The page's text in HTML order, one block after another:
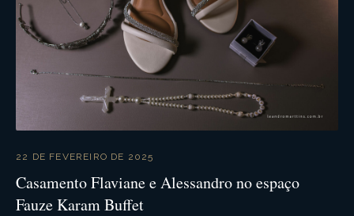
22 DE FEVEREIRO DE 2025
Casamento Flaviane e Alessandro no espaço
Fauze Karam Buffet